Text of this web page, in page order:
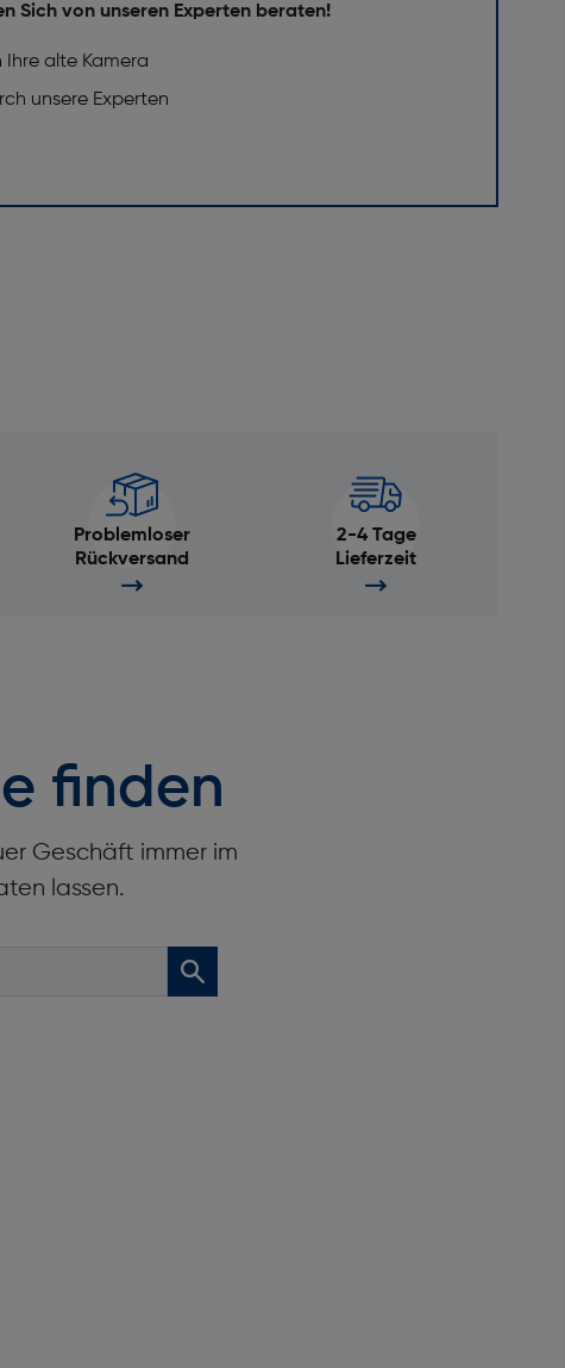
Sich von unseren Experten beraten!
alte Kamera
unsere Experten
Problemloser
Rückversand
2-4 Tage
Lieferzeit
finden
Geschäft immer im
lassen.